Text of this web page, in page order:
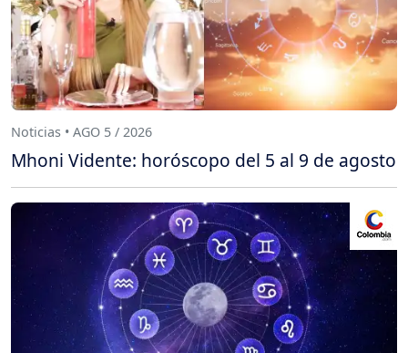
Noticias • AGO 5 / 2026
Mhoni Vidente: horóscopo del 5 al 9 de agosto